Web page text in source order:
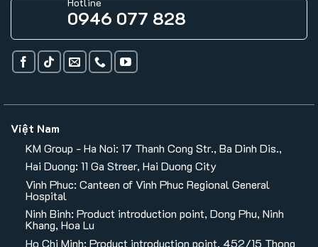
0946 077 828
Việt Nam
KM Group - Ha Noi: 17 Thanh Cong Str., Ba Dinh Dis.,
Hai Duong: 11 Ga Streer, Hai Duong City
Vinh Phuc: Canteen of Vinh Phuc Regional General
Hospital
Ninh Binh: Product introduction point, Dong Phu, Ninh
Khang, Hoa Lu
Ho Chi Minh: Product introduction point, 452/15 Thong